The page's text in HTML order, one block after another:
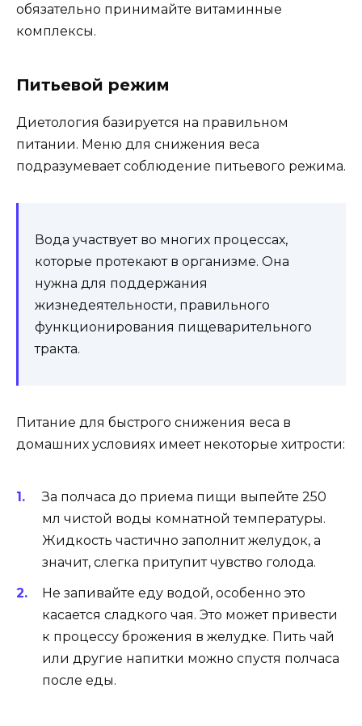
обязательно принимайте витаминные
комплексы.
Питьевой режим
Диетология базируется на правильном
питании. Меню для снижения веса
подразумевает соблюдение питьевого режима.
Вода участвует во многих процессах,
которые протекают в организме. Она
нужна для поддержания
жизнедеятельности, правильного
функционирования пищеварительного
тракта.
Питание для быстрого снижения веса в
домашних условиях имеет некоторые хитрости:
За полчаса до приема пищи выпейте 250
мл чистой воды комнатной температуры.
Жидкость частично заполнит желудок, а
значит, слегка притупит чувство голода.
Не запивайте еду водой, особенно это
касается сладкого чая. Это может привести
к процессу брожения в желудке. Пить чай
или другие напитки можно спустя полчаса
после еды.